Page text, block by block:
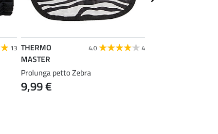
13 THERMO
MASTER
4.0 4
Prolunga petto Zebra
9,99 €